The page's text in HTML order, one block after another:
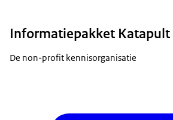
Informatiepakket Katapult
De non-profit kennisorganisatie